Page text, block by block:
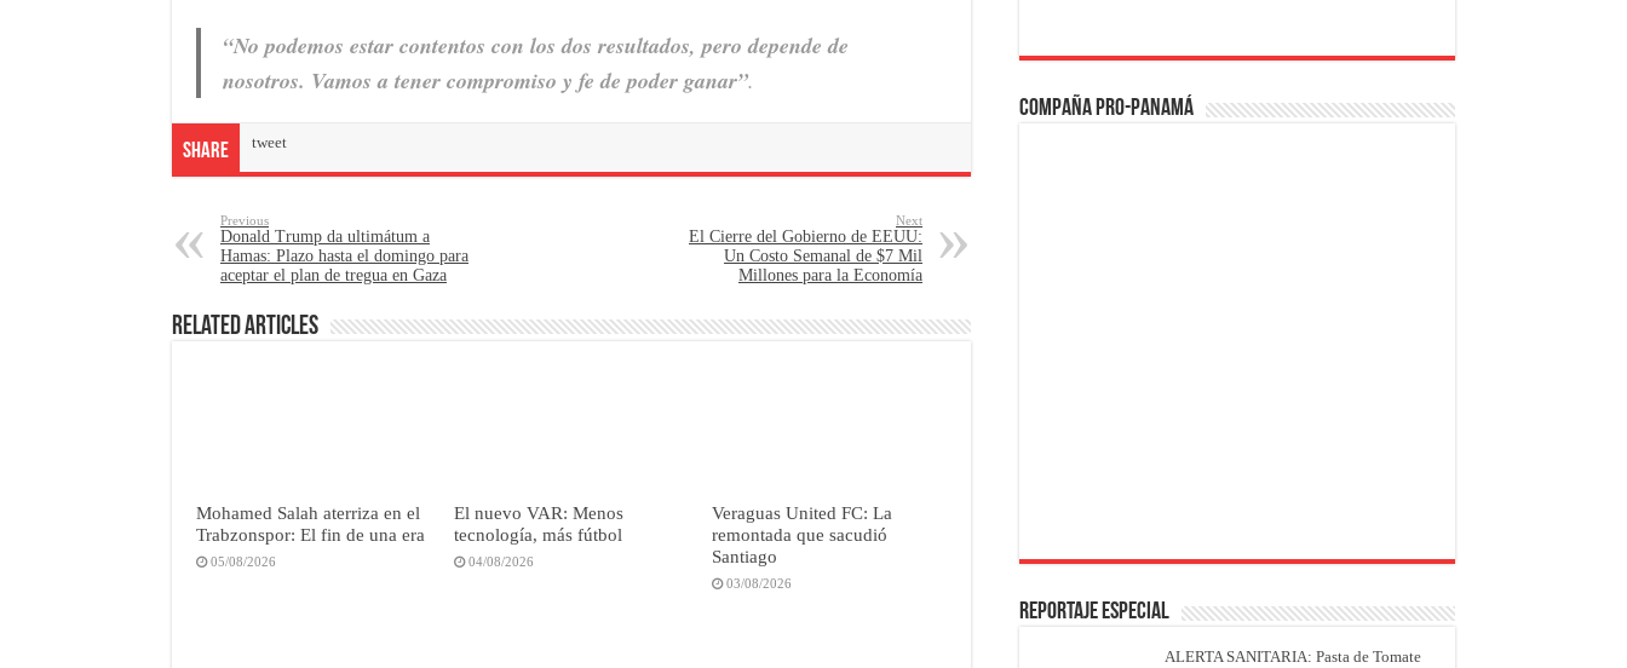
“No podemos estar contentos con los dos resultados, pero depende de
nosotros. Vamos a tener compromiso y fe de poder ganar”.
Share tweet
Previous
Donald Trump da ultimátum a
Hamas: Plazo hasta el domingo para
aceptar el plan de tregua en Gaza
Next
El Cierre del Gobierno de EEUU:
Un Costo Semanal de $7 Mil
Millones para la Economía
Related Articles
Mohamed Salah aterriza en el
Trabzonspor: El fin de una era
05/08/2026
El nuevo VAR: Menos
tecnología, más fútbol
04/08/2026
Veraguas United FC: La
remontada que sacudió
Santiago
03/08/2026
Compaña PRO-Panamá
REPORTAJE ESPECIAL
ALERTA SANITARIA: Pasta de Tomate